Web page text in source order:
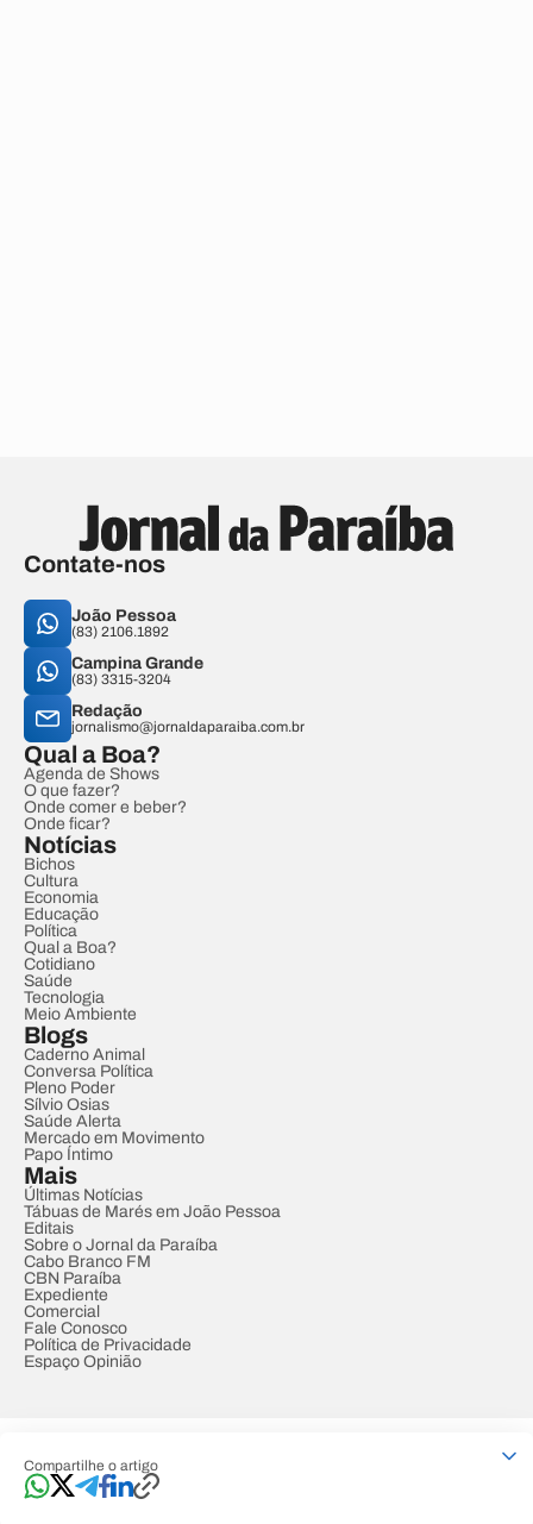
Compartilhe o artigo
Contate-nos
João Pessoa
(83) 2106.1892
Campina Grande
(83) 3315-3204
Redação
jornalismo@jornaldaparaiba.com.br
Qual a Boa?
Agenda de Shows
O que fazer?
Onde comer e beber?
Onde ficar?
Notícias
Bichos
Cultura
Economia
Educação
Política
Qual a Boa?
Cotidiano
Saúde
Tecnologia
Meio Ambiente
Blogs
Caderno Animal
Conversa Política
Pleno Poder
Sílvio Osias
Saúde Alerta
Mercado em Movimento
Papo Íntimo
Mais
Últimas Notícias
Tábuas de Marés em João Pessoa
Editais
Sobre o Jornal da Paraíba
Cabo Branco FM
CBN Paraíba
Expediente
Comercial
Fale Conosco
Política de Privacidade
Espaço Opinião
Developed by Designed by